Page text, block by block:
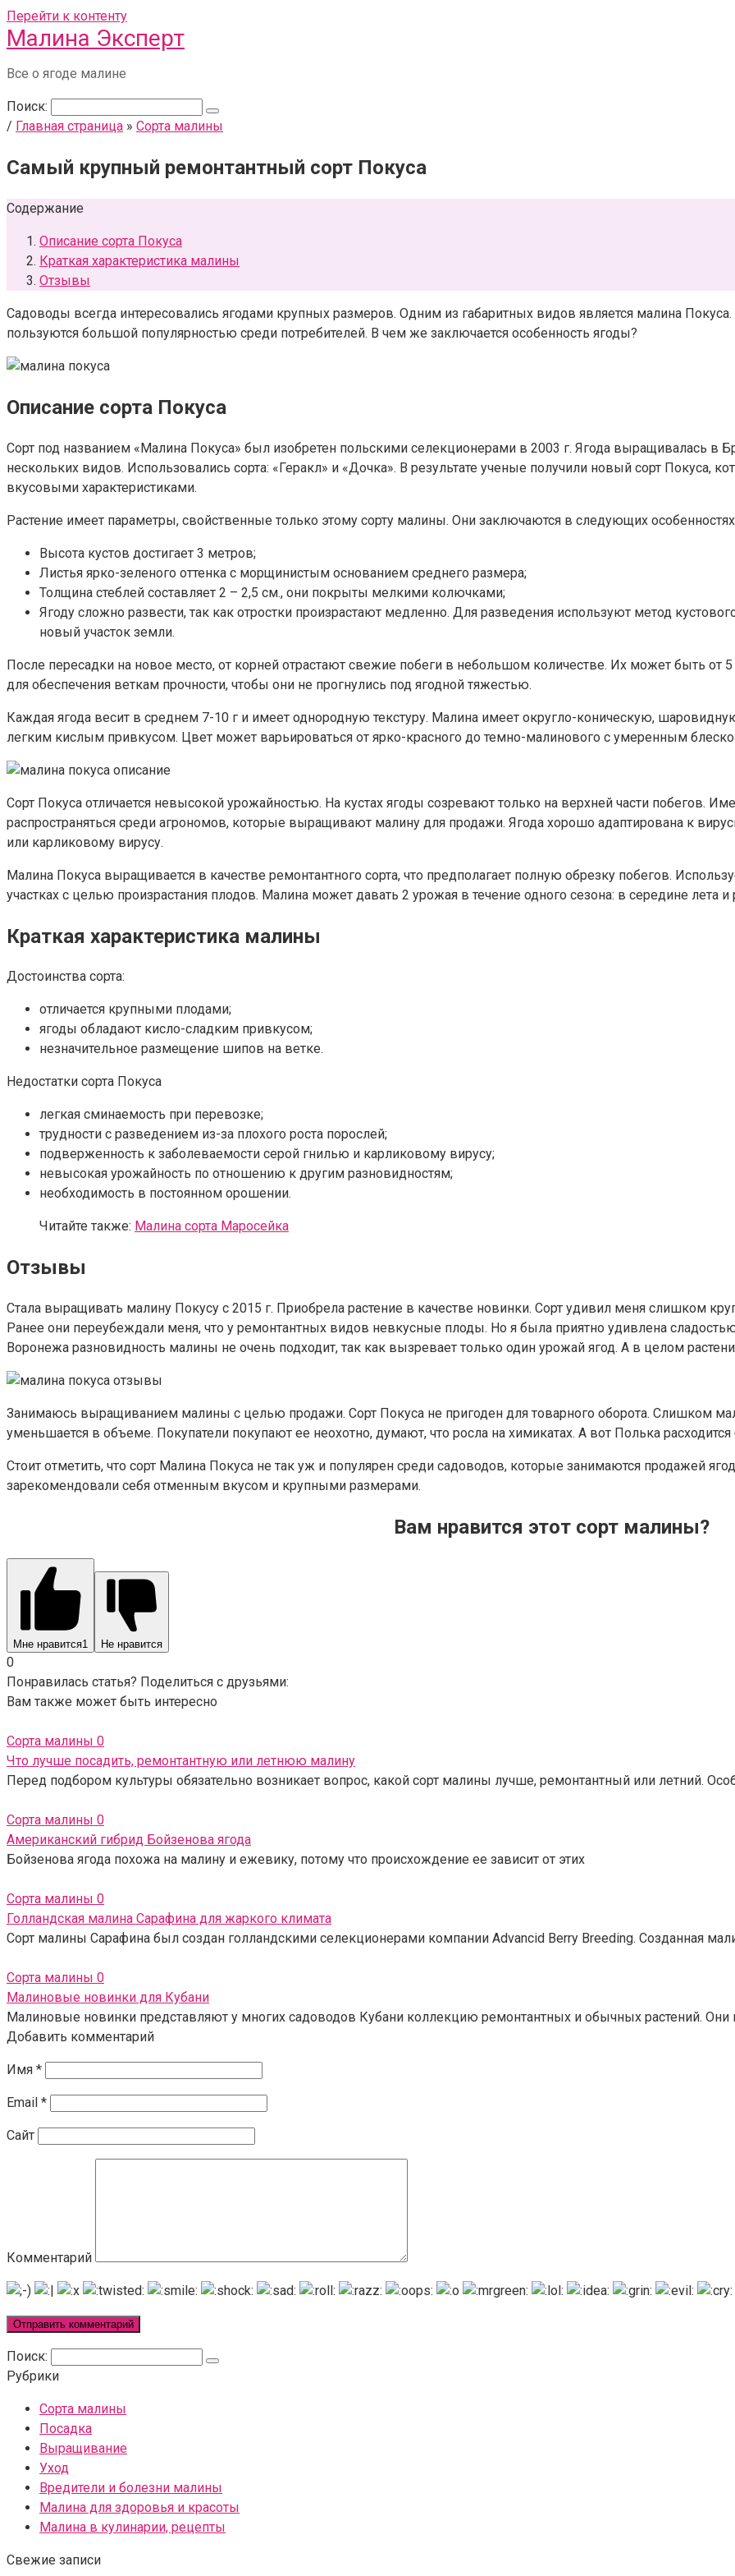
Перейти к контенту
Малина Эксперт
Все о ягоде малине
Поиск:
/ Главная страница » Сорта малины
Самый крупный ремонтантный сорт Покуса
Содержание
Описание сорта Покуса
Краткая характеристика малины
Отзывы
Садоводы всегда интересовались ягодами крупных размеров. Одним из габаритных видов является малина
пользуются большой популярностью среди потребителей. В чем же заключается особенность ягоды?
Описание сорта Покуса
Сорт под названием «Малина Покуса» был изобретен польскими селекционерами в 2003 г. Ягода выращивалась в
нескольких видов. Использовались сорта: «Геракл» и «Дочка». В результате ученые получили новый сорт Покуса,
вкусовыми характеристиками.
Растение имеет параметры, свойственные только этому сорту малины. Они заключаются в следующих
Высота кустов достигает 3 метров;
Листья ярко-зеленого оттенка с морщинистым основанием среднего размера;
Толщина стеблей составляет 2 – 2,5 см., они покрыты мелкими колючками;
Ягоду сложно развести, так как отростки произрастают медленно. Для разведения используют метод
новый участок земли.
После пересадки на новое место, от корней отрастают свежие побеги в небольшом количестве. Их может быть от
для обеспечения веткам прочности, чтобы они не прогнулись под ягодной тяжестью.
Каждая ягода весит в среднем 7-10 г и имеет однородную текстуру. Малина имеет округло-коническую,
легким кислым привкусом. Цвет может варьироваться от ярко-красного до темно-малинового с умеренным
Сорт Покуса отличается невысокой урожайностью. На кустах ягоды созревают только на верхней части побегов.
распространяться среди агрономов, которые выращивают малину для продажи. Ягода хорошо адаптирована к
или карликовому вирусу.
Малина Покуса выращивается в качестве ремонтантного сорта, что предполагает полную обрезку побегов.
участках с целью произрастания плодов. Малина может давать 2 урожая в течение одного сезона: в середине лета
Краткая характеристика малины
Достоинства сорта:
отличается крупными плодами;
ягоды обладают кисло-сладким привкусом;
незначительное размещение шипов на ветке.
Недостатки сорта Покуса
легкая сминаемость при перевозке;
трудности с разведением из-за плохого роста порослей;
подверженность к заболеваемости серой гнилью и карликовому вирусу;
невысокая урожайность по отношению к другим разновидностям;
необходимость в постоянном орошении.
Читайте также: Малина сорта Маросейка
Отзывы
Стала выращивать малину Покусу с 2015 г. Приобрела растение в качестве новинки. Сорт удивил меня слишком
Ранее они переубеждали меня, что у ремонтантных видов невкусные плоды. Но я была приятно удивлена
Воронежа разновидность малины не очень подходит, так как вызревает только один урожай ягод. А в целом
Занимаюсь выращиванием малины с целью продажи. Сорт Покуса не пригоден для товарного оборота. Слишком
уменьшается в объеме. Покупатели покупают ее неохотно, думают, что росла на химикатах. А вот Полька
Стоит отметить, что сорт Малина Покуса не так уж и популярен среди садоводов, которые занимаются продажей
зарекомендовали себя отменным вкусом и крупными размерами.
Вам нравится этот сорт малины?
Мне нравится1 Не нравится
0
Понравилась статья? Поделиться с друзьями:
Вам также может быть интересно
Сорта малины 0
Что лучше посадить, ремонтантную или летнюю малину
Перед подбором культуры обязательно возникает вопрос, какой сорт малины лучше, ремонтантный или летний.
Сорта малины 0
Американский гибрид Бойзенова ягода
Бойзенова ягода похожа на малину и ежевику, потому что происхождение ее зависит от этих
Сорта малины 0
Голландская малина Сарафина для жаркого климата
Сорт малины Сарафина был создан голландскими селекционерами компании Advancid Berry Breeding. Созданная
Сорта малины 0
Малиновые новинки для Кубани
Малиновые новинки представляют у многих садоводов Кубани коллекцию ремонтантных и обычных растений. Они
Добавить комментарий
Имя *
Email *
Сайт
Комментарий
Поиск:
Рубрики
Сорта малины
Посадка
Выращивание
Уход
Вредители и болезни малины
Малина для здоровья и красоты
Малина в кулинарии, рецепты
Свежие записи